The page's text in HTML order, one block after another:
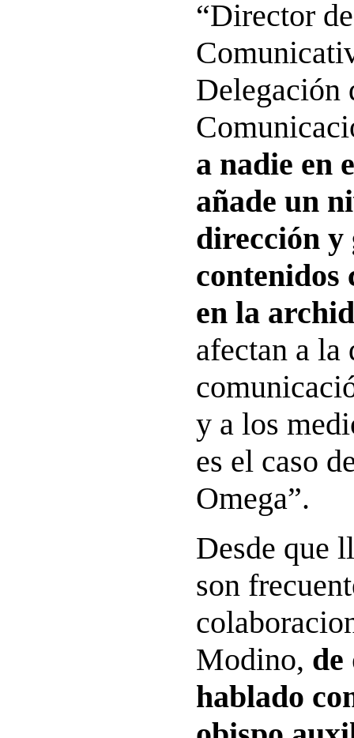
“Director
Delegación
a nadie en
añade un
dirección y
contenidos
en la
afectan a la
y a los
es el caso
Omega”.
Desde que
son
Modino, de
hablado